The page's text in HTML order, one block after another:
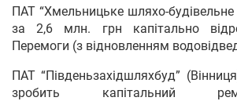
ПАТ “Хмельницьке шляхо-
за 2,6 млн. грн капітально
Перемоги (з відновленням
ПАТ “Південьзахідшляхбуд”
зробить капітальний